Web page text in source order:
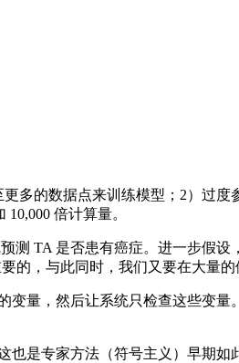
的数据点来训练模型；2）过度
倍计算量。
TA 是否患有癌症。进一步假设
的，与此同时，我们又要在大量的
量，然后让系统只检查这些变量
专家方法（符号主义）早期如